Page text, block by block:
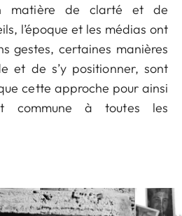
matière de clarté et de
l’époque et les médias ont
gestes, certaines manières
et de s’y positionner, sont
cette approche pour ainsi
commune à toutes les